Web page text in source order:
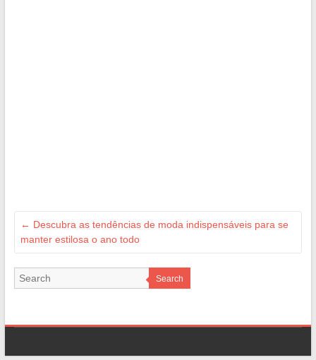
← Descubra as tendências de moda indispensáveis para se
manter estilosa o ano todo
Search